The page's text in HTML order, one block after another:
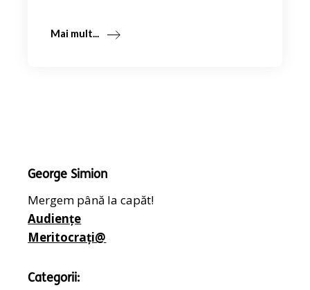
Mai mult...
George Simion
Mergem până la capăt!
Audiențe
Meritocrați@
Categorii: